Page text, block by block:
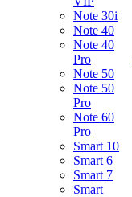
Note 30i
Note 40
Note 40
Pro
Note 50
Note 50
Pro
Note 60
Pro
Smart 10
Smart 6
Smart 7
Smart